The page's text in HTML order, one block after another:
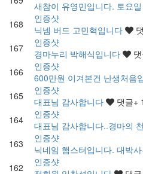
새참이 유영민입니다. 토요
168
인증샷
닉넴 버드 고민혁입니다
167
인증샷
경마누리 박해식입니다
166
인증샷
600만원 이겨본건 난생처음
165
인증샷
대표님 감사합니다
댓글+
164
인증샷
대표님 감사합니다..경마의
163
인증샷
닉네임 햄스터입니다. 대박
162
인증샷